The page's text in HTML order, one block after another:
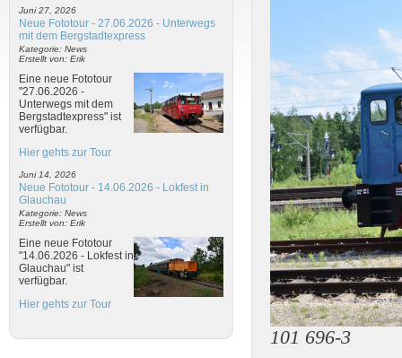
Juni 27, 2026
Neue Fototour - 27.06.2026 - Unterwegs
mit dem Bergstadtexpress
Kategorie: News
Erstellt von: Erik
Eine neue Fototour
"27.06.2026 -
Unterwegs mit dem
Bergstadtexpress" ist
verfügbar.
Hier gehts zur Tour
Juni 14, 2026
Neue Fototour - 14.06.2026 - Lokfest in
Glauchau
Kategorie: News
Erstellt von: Erik
Eine neue Fototour
"14.06.2026 - Lokfest in
Glauchau" ist
verfügbar.
Hier gehts zur Tour
101 696-3